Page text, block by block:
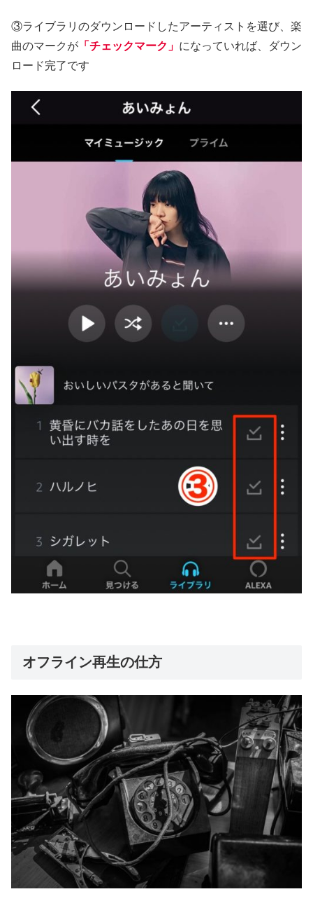
③ライブラリのダウンロードしたアーティストを選び、楽
曲のマークが 「チェックマーク」 になっていれば、ダウン
ロード完了です
オフライン再生の仕方